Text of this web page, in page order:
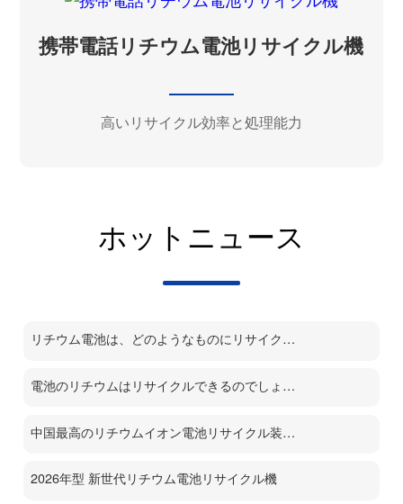
携帯電話リチウム電池リサイクル機
高いリサイクル効率と処理能力
ホットニュース
リチウム電池は、どのようなものにリサイクルされるのでしょうか？
電池のリチウムはリサイクルできるのでしょうか？
中国最高のリチウムイオン電池リサイクル装置メーカー
2026年型 新世代リチウム電池リサイクル機